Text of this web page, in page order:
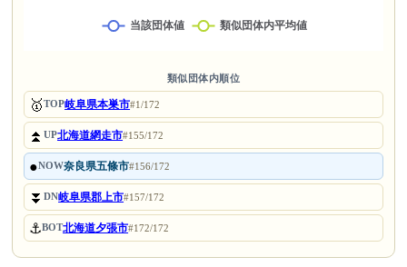
類似団体内順位
🥇TOP岐阜県本巣市#1/172
⏫UP北海道網走市#155/172
●NOW奈良県五條市#156/172
⏬DN岐阜県郡上市#157/172
⚓BOT北海道夕張市#172/172